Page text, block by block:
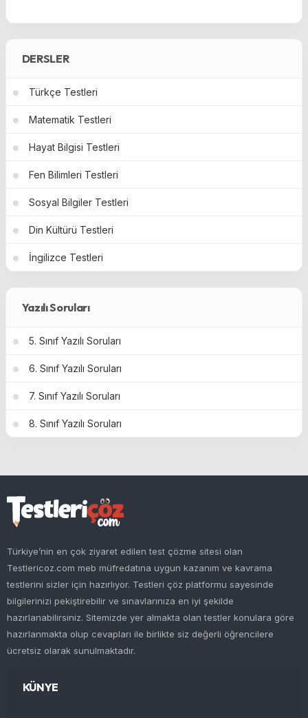
DERSLER
Türkçe Testleri
Matematik Testleri
Hayat Bilgisi Testleri
Fen Bilimleri Testleri
Sosyal Bilgiler Testleri
Din Kültürü Testleri
İngilizce Testleri
Yazılı Soruları
5. Sınıf Yazılı Soruları
6. Sınıf Yazılı Soruları
7. Sınıf Yazılı Soruları
8. Sınıf Yazılı Soruları
Türkiye’nin en çok ziyaret edilen test çözme sitesi olan
Testlericoz.com meb müfredatına uygun kazanım ve kavrama
testlerini sizler için hazırlıyor. Testleri çöz platformu sayesinde
bilgilerinizi pekiştirebilir ve sınavlarınıza en iyi şekilde
hazırlanabilirsiniz. Sitemizde yer almakta olan testler konulara göre
hazırlanmakta olup cevapları ile birlikte siz değerli öğrencilere
ücretsiz olarak sunulmaktadır.
KÜNYE